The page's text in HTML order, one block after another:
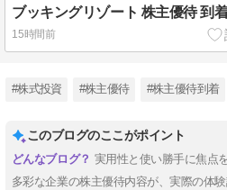
15時間前
#株式投資 #株主優待 #株主優待到着
このブログのここがポイント
実用性と使い勝手に焦点
多彩な企業の株主優待内容が、実際の体